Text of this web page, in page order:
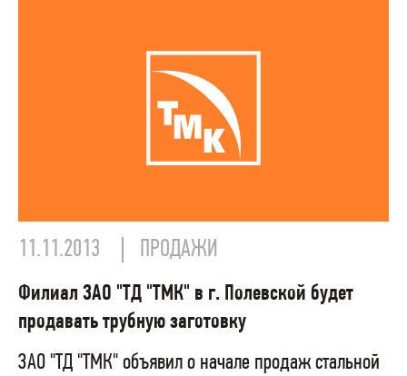
11.11.2013 ПРОДАЖИ
Филиал ЗАО "ТД "ТМК" в г. Полевской будет
продавать трубную заготовку
ЗАО "ТД "ТМК" объявил о начале продаж стальной